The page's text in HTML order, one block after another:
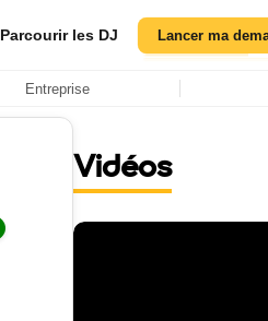
Parcourir les DJ Lancer ma
Entreprise
Vidéos